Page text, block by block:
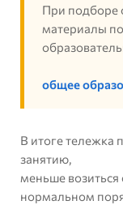
При подборе
материалы
общее
В итоге тележка
занятию,
меньше возиться
нормальном